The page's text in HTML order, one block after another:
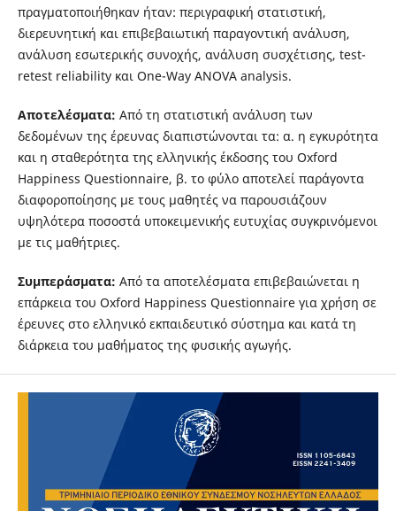
πραγματοποιήθηκαν ήταν: περιγραφική στατιστική,
διερευνητική και επιβεβαιωτική παραγοντική ανάλυση,
ανάλυση εσωτερικής συνοχής, ανάλυση συσχέτισης, test-
retest reliability και One-Way ANOVA analysis.
Αποτελέσματα: Από τη στατιστική ανάλυση των
δεδομένων της έρευνας διαπιστώνονται τα: α. η εγκυρότητα
και η σταθερότητα της ελληνικής έκδοσης του Oxford
Happiness Questionnaire, β. το φύλο αποτελεί παράγοντα
διαφοροποίησης με τους μαθητές να παρουσιάζουν
υψηλότερα ποσοστά υποκειμενικής ευτυχίας συγκρινόμενοι
με τις μαθήτριες.
Συμπεράσματα: Από τα αποτελέσματα επιβεβαιώνεται η
επάρκεια του Oxford Happiness Questionnaire για χρήση σε
έρευνες στο ελληνικό εκπαιδευτικό σύστημα και κατά τη
διάρκεια του μαθήματος της φυσικής αγωγής.